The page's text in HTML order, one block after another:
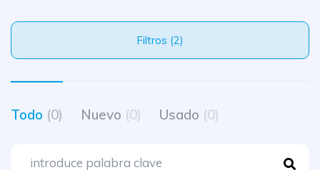
Filtros (2)
Todo (0) Nuevo (0) Usado (0)